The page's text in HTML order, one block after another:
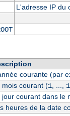
L'adresse IP du
courante (par
mois courant (1
jour courant dans le
heures de la date